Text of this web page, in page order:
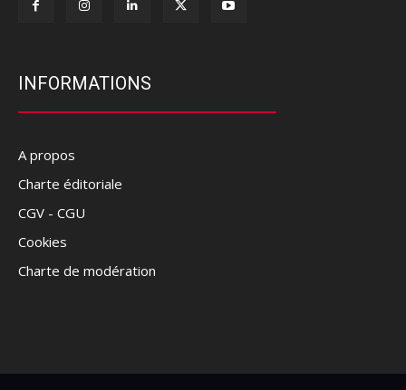
INFORMATIONS
A propos
Charte éditoriale
CGV - CGU
Cookies
Charte de modération